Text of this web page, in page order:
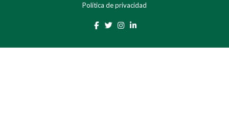
Política de privacidad